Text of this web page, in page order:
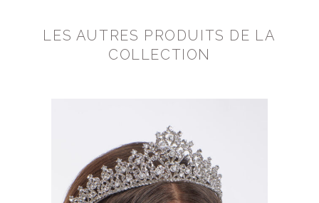
LES AUTRES PRODUITS DE LA
COLLECTION